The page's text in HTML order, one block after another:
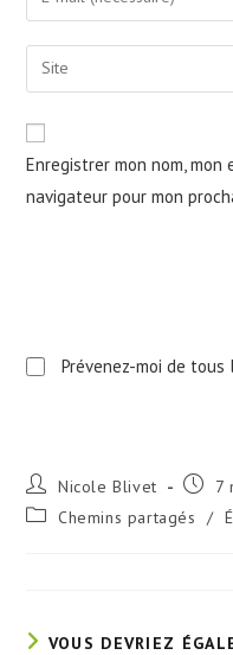
comment
your
email
address
Saisir
l’URL
votre
site
(facultatif)
Enregistrer mon nom,
navigateur pour mon
Prévenez-moi de
Auteur/autrice
de
la
Nicole Blivet
7
Post Chemins partagés /
VOUS DEVRIEZ